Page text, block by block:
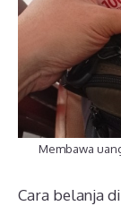
Membawa
Cara belanja